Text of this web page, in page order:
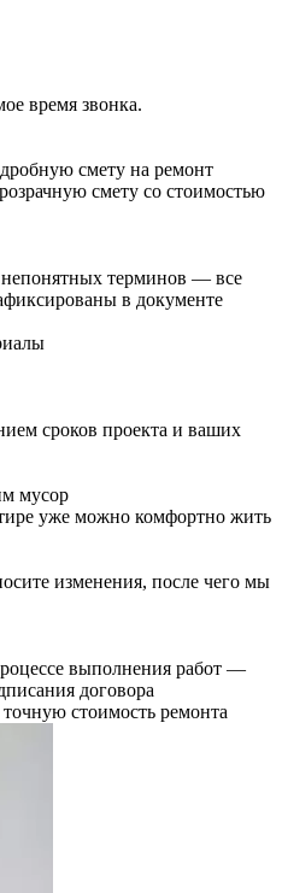
время звонка.
смету на ремонт
смету со стоимостью
терминов — все
в документе
сроков проекта и ваших
мусор
уже можно комфортно жить
изменения, после чего мы
выполнения работ —
договора
стоимость ремонта